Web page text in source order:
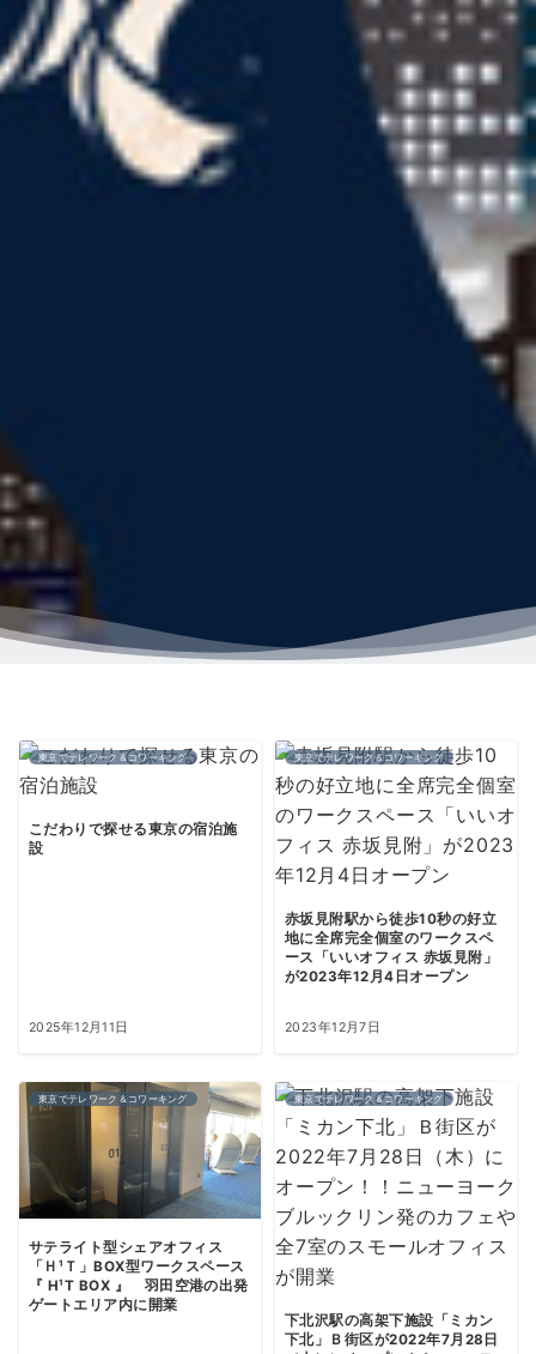
東京でテレワーク＆コワーキング
こだわりで探せる東京の宿泊施
設
2025年12月11日
東京でテレワーク＆コワーキング
赤坂見附駅から徒歩10秒の好立
地に全席完全個室のワークスペ
ース「いいオフィス 赤坂見附」
が2023年12月4日オープン
2023年12月7日
東京でテレワーク＆コワーキング
サテライト型シェアオフィス
「Ｈ¹Ｔ」BOX型ワークスペース
『 H¹T BOX 』 羽田空港の出発
ゲートエリア内に開業
東京でテレワーク＆コワーキング
下北沢駅の高架下施設「ミカン
下北」Ｂ街区が2022年7月28日